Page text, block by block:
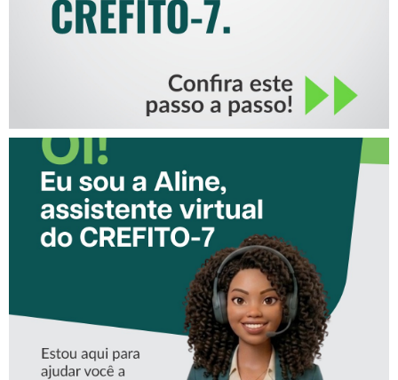
CONHEÇA A ‘ALINE’,
ASSISTENTE VIRTUAL DO
CREFITO-7